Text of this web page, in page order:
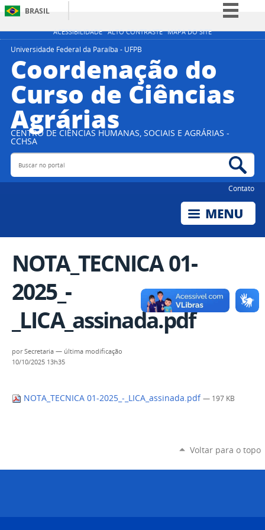
ACESSIBILIDADE ALTO CONTRASTE MAPA DO SITE
BRASIL
Simplifique!
Participe
Acesso à informação
Legislação
Universidade Federal da Paraíba - UFPB
Coordenação do
Curso de Ciências
Agrárias
CENTRO DE CIÊNCIAS HUMANAS, SOCIAIS E AGRÁRIAS -
CCHSA
Buscar no portal
Contato
NOTA_TECNICA 01-
2025_-
_LICA_assinada.pdf
porSecretaria — última modificação
10/10/2025 13h35
NOTA_TECNICA 01-2025_-_LICA_assinada.pdf — 197 KB
Voltar para o topo